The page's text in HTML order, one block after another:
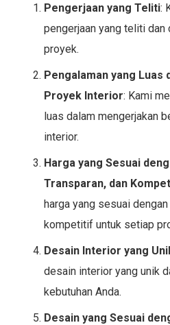
Pengerjaan yang Teliti:
pengerjaan yang teliti
proyek.
Pengalaman yang Luas
Proyek Interior: Kami
luas dalam mengerjakan
interior.
Harga yang Sesuai
Transparan, dan
harga yang sesuai
kompetitif untuk setiap
Desain Interior yang
desain interior yang unik
kebutuhan Anda.
Desain yang Sesuai